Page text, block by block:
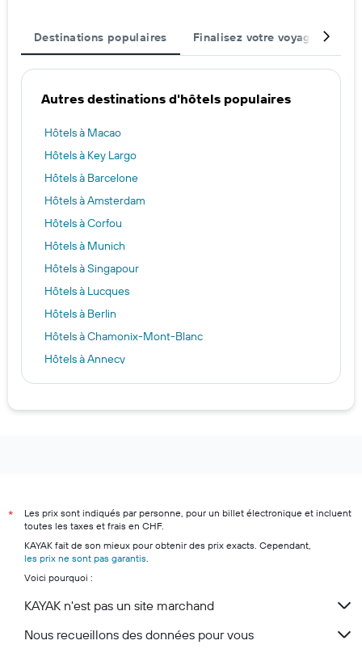
Destinations populaires Finalisez votre voyage
Autres destinations d'hôtels populaires
Hôtels à Macao
Hôtels à Key Largo
Hôtels à Barcelone
Hôtels à Amsterdam
Hôtels à Corfou
Hôtels à Munich
Hôtels à Singapour
Hôtels à Lucques
Hôtels à Berlin
Hôtels à Chamonix-Mont-Blanc
Hôtels à Annecy
Hôtels à Ko Samui
Hôtels à Madrid
Hôtels à Zurich
Hôtels à Monthey
Hôtels à Lucerne
Hôtels à Lugano
Hôtels à Zermatt
*
Les prix sont indiqués par personne, pour un billet électronique et incluent
toutes les taxes et frais en CHF.
KAYAK fait de son mieux pour obtenir des prix exacts. Cependant,
les prix ne sont pas garantis
Voici pourquoi :
KAYAK n'est pas un site marchand
Nous recueillons des données pour vous